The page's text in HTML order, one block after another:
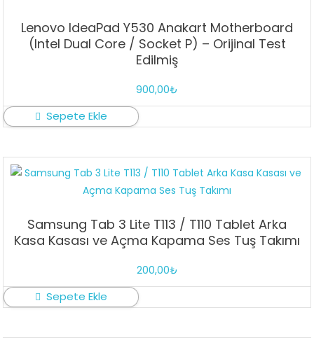
Lenovo IdeaPad Y530 Anakart Motherboard
(Intel Dual Core / Socket P) – Orijinal Test
Edilmiş
900,00₺
Sepete Ekle
Samsung Tab 3 Lite T113 / T110 Tablet Arka
Kasa Kasası ve Açma Kapama Ses Tuş Takımı
200,00₺
Sepete Ekle